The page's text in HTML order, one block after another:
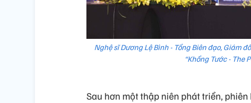
Nghệ sĩ Dương Lệ Bình - Tổng Biên đạo, Giám
“Khổng Tước - The
Sau hơn một thập niên phát triển,